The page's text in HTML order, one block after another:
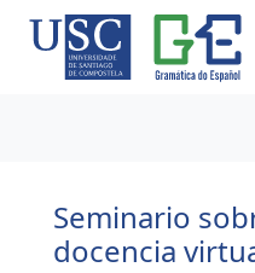
Seminario
docencia